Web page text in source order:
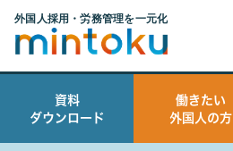
資料
ダウンロード
働きたい
外国人の方